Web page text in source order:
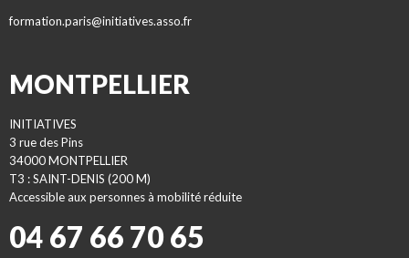
formation.paris@initiatives.asso.fr
MONTPELLIER
INITIATIVES
3 rue des Pins
34000 MONTPELLIER
T3 : SAINT-DENIS (200 M)
Accessible aux personnes à mobilité réduite
04 67 66 70 65